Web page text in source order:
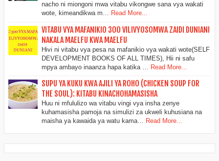
nacho ni miongoni mwa vitabu vikongwe sana vya wakati
wote, kimeandikwa m… Read More...
VITABU VYA MAFANIKIO 300 VILIVYOSOMWA ZAIDI DUNIANI
NAKALA MAELFU KWA MAELFU
Hivi ni vitabu vya pesa na mafanikio vya wakati wote(SELF
DEVELOPMENT BOOKS OF ALL TIMES), Hii ni safu
mpya ambayo inaanza hapa katika …
Read More...
SUPU YA KUKU KWA AJILI YA ROHO (CHICKEN SOUP FOR
THE SOUL): KITABU KINACHOHAMASISHA
Huu ni mfululizo wa vitabu vingi vya insha zenye
kuhamasisha pamoja na simulizi za ukweli kuhusiana na
maisha ya kawaida ya watu kama…
Read More...